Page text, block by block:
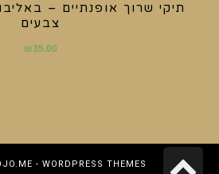
תיקי שרוך אופנתיים –
צבעים
₪35.00
- WORDPRESS THEMESגלילה